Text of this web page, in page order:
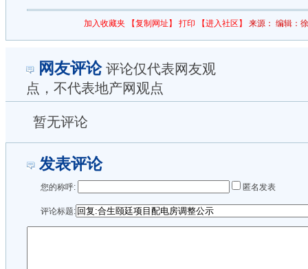
加入收藏夹 【复制网址】 打印 【进入社区】 来源： 编辑：
网友评论评论仅代表网友观
点，不代表地产网观点
暂无评论
发表评论
您的称呼: 匿名发表
评论标题: